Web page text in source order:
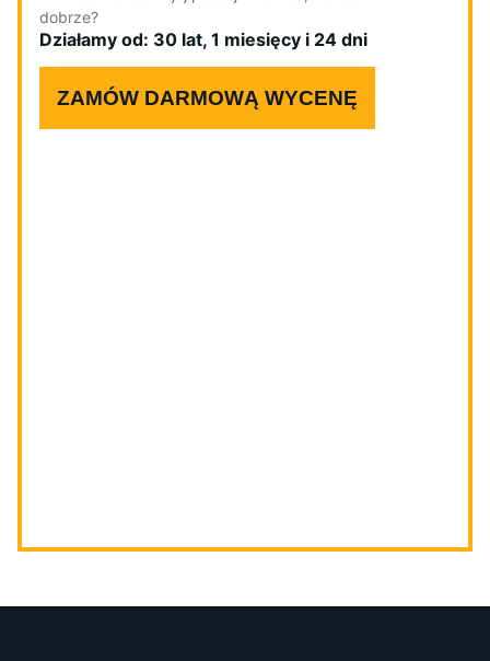
dobrze?
Działamy od: 30 lat, 1 miesięcy i 24 dni
ZAMÓW DARMOWĄ WYCENĘ